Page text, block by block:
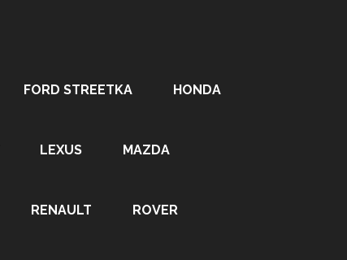
FORD STREETKA HONDA
LEXUS MAZDA
RENAULT ROVER